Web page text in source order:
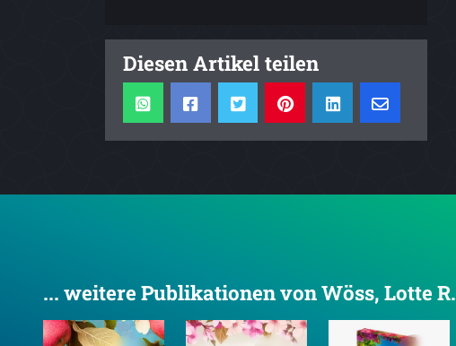
Diesen Artikel teilen
... weitere Publikationen von Wöss, Lotte R.